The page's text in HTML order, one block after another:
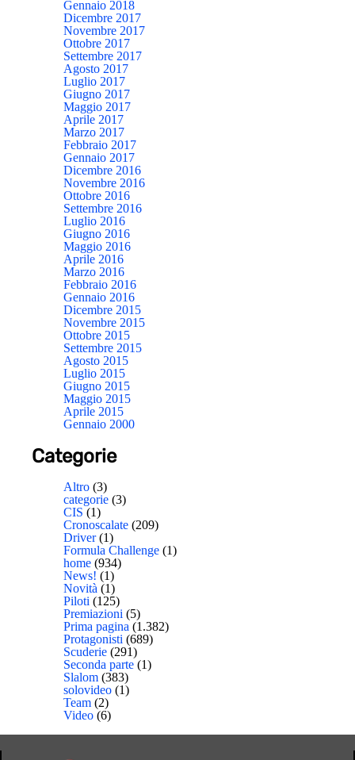
Gennaio 2018
Dicembre 2017
Novembre 2017
Ottobre 2017
Settembre 2017
Agosto 2017
Luglio 2017
Giugno 2017
Maggio 2017
Aprile 2017
Marzo 2017
Febbraio 2017
Gennaio 2017
Dicembre 2016
Novembre 2016
Ottobre 2016
Settembre 2016
Luglio 2016
Giugno 2016
Maggio 2016
Aprile 2016
Marzo 2016
Febbraio 2016
Gennaio 2016
Dicembre 2015
Novembre 2015
Ottobre 2015
Settembre 2015
Agosto 2015
Luglio 2015
Giugno 2015
Maggio 2015
Aprile 2015
Gennaio 2000
Categorie
Altro (3)
categorie (3)
CIS (1)
Cronoscalate (209)
Driver(1)
Formula Challenge (1)
home (934)
News! (1)
Novità (1)
Piloti (125)
Premiazioni (5)
Prima pagina (1.382)
Protagonisti (689)
Scuderie (291)
Seconda parte (1)
Slalom (383)
solovideo (1)
Team (2)
Video (6)